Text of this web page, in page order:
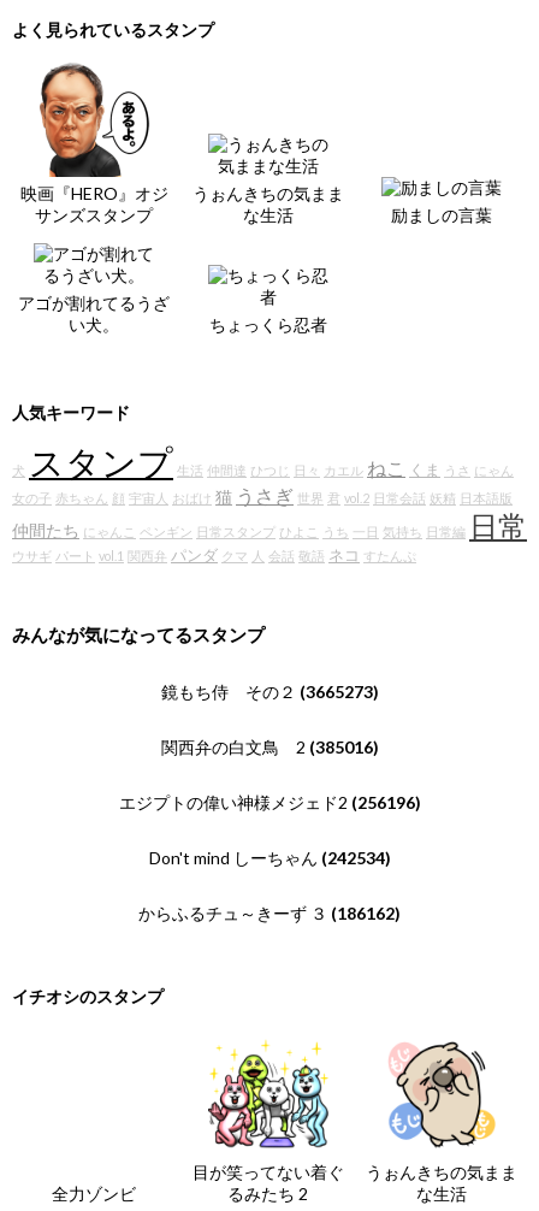
よく見られているスタンプ
映画『HERO』オジ
サンズスタンプ
うぉんきちの気まま
な生活
励ましの言葉
アゴが割れてるうざ
い犬。
ちょっくら忍者
人気キーワード
犬 スタンプ 生活 仲間達 ひつじ 日々 カエル ねこ くま うさ にゃん
女の子 赤ちゃん 顔 宇宙人 おばけ 猫 うさぎ 世界 君 vol.2 日常会話 妖精 日本語版
仲間たち にゃんこ ペンギン 日常スタンプ ひよこ うち 一日 気持ち 日常編 日常
ウサギ パート vol.1 関西弁 パンダ クマ 人 会話 敬語 ネコ すたんぷ
みんなが気になってるスタンプ
鏡もち侍 その２ (3665273)
関西弁の白文鳥 2 (385016)
エジプトの偉い神様メジェド2 (256196)
Don't mind しーちゃん (242534)
からふるチュ～きーず ３ (186162)
イチオシのスタンプ
全力ゾンビ
目が笑ってない着ぐ
るみたち 2
うぉんきちの気まま
な生活